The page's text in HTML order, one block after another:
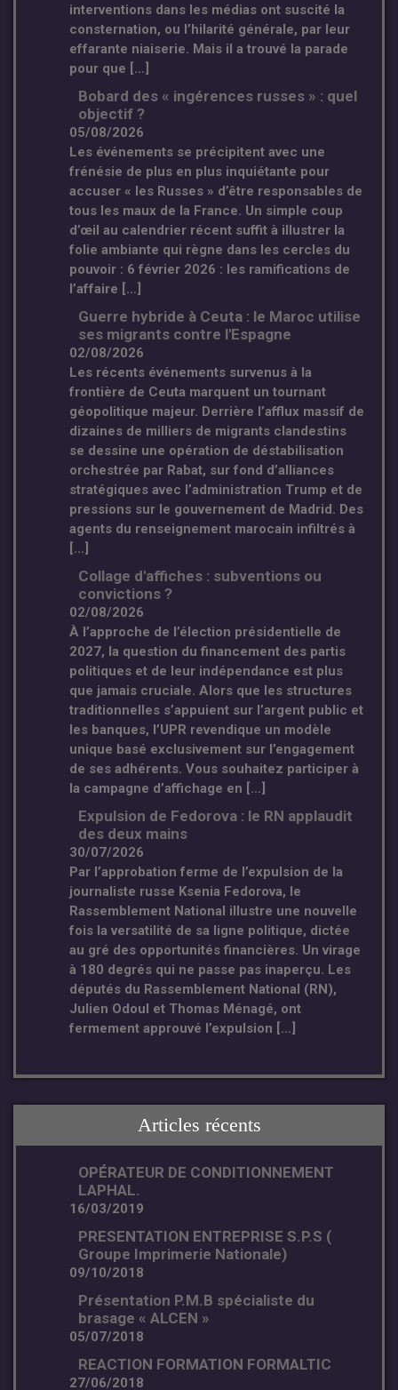
interventions dans les médias ont suscité la
consternation, ou l’hilarité générale, par leur
effarante niaiserie. Mais il a trouvé la parade
pour que […]
Bobard des « ingérences russes » : quel
objectif ?
05/08/2026
Les événements se précipitent avec une
frénésie de plus en plus inquiétante pour
accuser « les Russes » d’être responsables de
tous les maux de la France. Un simple coup
d’œil au calendrier récent suffit à illustrer la
folie ambiante qui règne dans les cercles du
pouvoir : 6 février 2026 : les ramifications de
l’affaire […]
Guerre hybride à Ceuta : le Maroc utilise
ses migrants contre l'Espagne
02/08/2026
Les récents événements survenus à la
frontière de Ceuta marquent un tournant
géopolitique majeur. Derrière l’afflux massif de
dizaines de milliers de migrants clandestins
se dessine une opération de déstabilisation
orchestrée par Rabat, sur fond d’alliances
stratégiques avec l’administration Trump et de
pressions sur le gouvernement de Madrid. Des
agents du renseignement marocain infiltrés à
[…]
Collage d'affiches : subventions ou
convictions ?
02/08/2026
À l’approche de l’élection présidentielle de
2027, la question du financement des partis
politiques et de leur indépendance est plus
que jamais cruciale. Alors que les structures
traditionnelles s’appuient sur l’argent public et
les banques, l’UPR revendique un modèle
unique basé exclusivement sur l’engagement
de ses adhérents. Vous souhaitez participer à
la campagne d’affichage en […]
Expulsion de Fedorova : le RN applaudit
des deux mains
30/07/2026
Par l’approbation ferme de l’expulsion de la
journaliste russe Ksenia Fedorova, le
Rassemblement National illustre une nouvelle
fois la versatilité de sa ligne politique, dictée
au gré des opportunités financières. Un virage
à 180 degrés qui ne passe pas inaperçu. Les
députés du Rassemblement National (RN),
Julien Odoul et Thomas Ménagé, ont
fermement approuvé l’expulsion […]
Articles récents
OPÉRATEUR DE CONDITIONNEMENT
LAPHAL.
16/03/2019
PRESENTATION ENTREPRISE S.P.S (
Groupe Imprimerie Nationale)
09/10/2018
Présentation P.M.B spécialiste du
brasage « ALCEN »
05/07/2018
REACTION FORMATION FORMALTIC
27/06/2018